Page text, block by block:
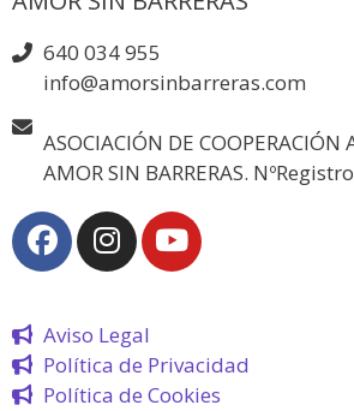
640 034 955
info@amorsinbarreras.com
ASOCIACIÓN DE COOPERACIÓN
AMOR SIN BARRERAS.
Aviso Legal
Política de Privacidad
Política de Cookies